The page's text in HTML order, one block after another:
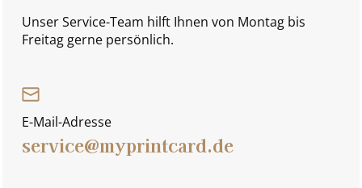
Unser Service-Team hilft Ihnen von Montag bis
Freitag gerne persönlich.
E-Mail-Adresse
service@myprintcard.de